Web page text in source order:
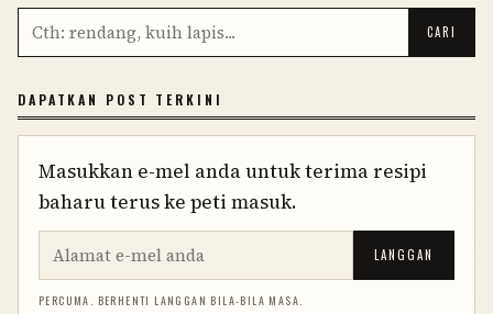
DAPATKAN POST TERKINI
Masukkan e-mel anda untuk terima resipi
baharu terus ke peti masuk.
LANGGAN
PERCUMA. BERHENTI LANGGAN BILA-BILA MASA.